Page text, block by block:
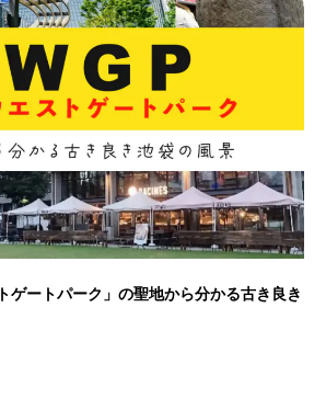
ゲートパーク」の聖地から分かる古き良き